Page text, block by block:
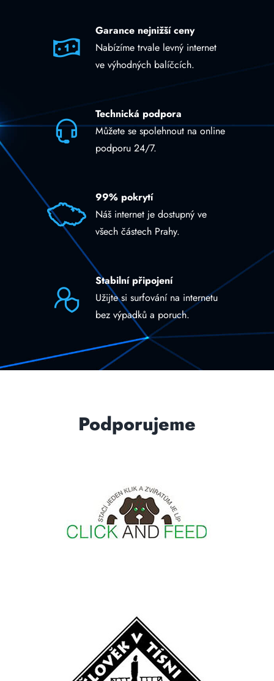
Garance nejnižší ceny
Nabízíme trvale levný internet
ve výhodných balíčcích.
Technická podpora
Můžete se spolehnout na online
podporu 24/7.
99% pokrytí
Náš internet je dostupný ve
všech částech Prahy.
Stabilní připojení
Užijte si surfování na internetu
bez výpadků a poruch.
Podporujeme